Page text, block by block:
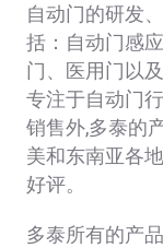
自动门的研发
括：自动门感
门、医用门以
专注于自动门
销售外,多泰的
美和东南亚各
好评。
多泰所有的产